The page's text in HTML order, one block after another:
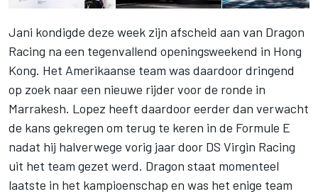
Jani kondigde deze week zijn afscheid aan van Dragon
Racing na een tegenvallend openingsweekend in Hong
Kong. Het Amerikaanse team was daardoor dringend
op zoek naar een nieuwe rijder voor de ronde in
Marrakesh. Lopez heeft daardoor eerder dan verwacht
de kans gekregen om terug te keren in de Formule E
nadat hij halverwege vorig jaar door DS Virgin Racing
uit het team gezet werd. Dragon staat momenteel
laatste in het kampioenschap en was het enige team